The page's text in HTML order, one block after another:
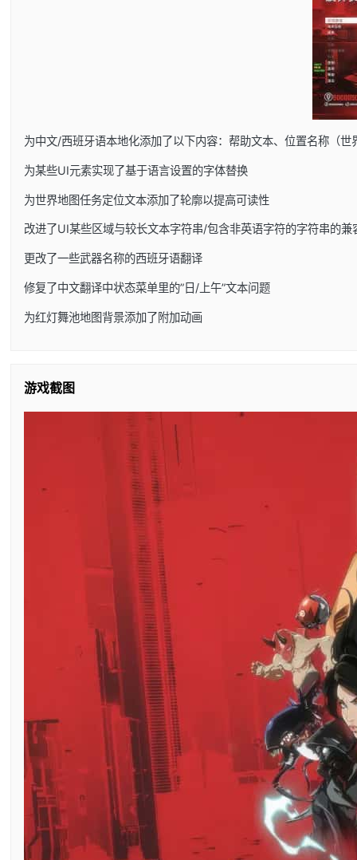
为中文/西班牙语本地化添加了以下内容：帮助文本、位置名称（
为某些UI元素实现了基于语言设置的字体替换
为世界地图任务定位文本添加了轮廓以提高可读性
改进了UI某些区域与较长文本字符串/包含非英语字符的字符串的兼
更改了一些武器名称的西班牙语翻译
修复了中文翻译中状态菜单里的”日/上午”文本问题
为红灯舞池地图背景添加了附加动画
游戏截图